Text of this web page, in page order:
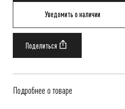
Уведомить о наличии
Подробнее о товаре